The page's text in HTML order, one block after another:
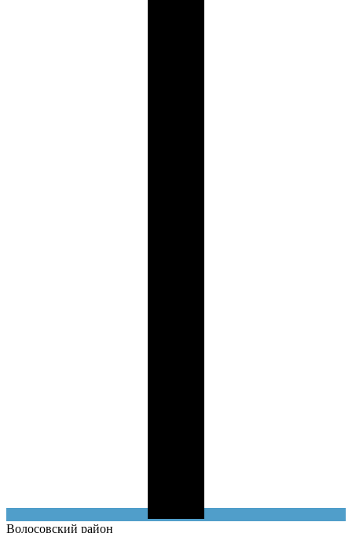
Волосовский район